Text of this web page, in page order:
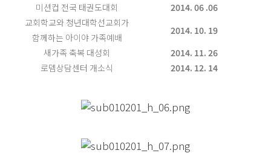
미션컵 전국 태권도대회
2014. 06 .06
교회학교와 청년대학선교회가
함께하는 아이야 가족예배
2014. 10. 19
새가족 축복 대성회
2014. 11. 26
로뎀상담센터 개소식
2014. 12. 14